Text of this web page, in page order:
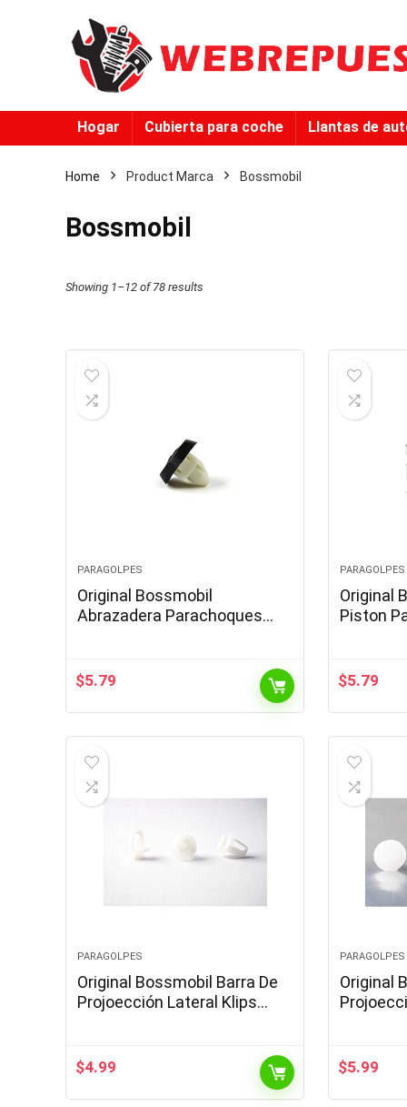
Hogar Cubierta para coche Llantas de
Home Product Marca ‎Bossmobil
‎Bossmobil
Showing 1–12 of 78 results
PARAGOLPES
Original Bossmobil
Abrazadera Parachoques
$5.79
PARAGOLPES
Original
Piston
Kuga
$5.79
PARAGOLPES
Original Bossmobil Barra De
Projoección Lateral Klips
18 X 13 X 8…
$4.99
PARAGOLPES
Original
PUMA
$5.99